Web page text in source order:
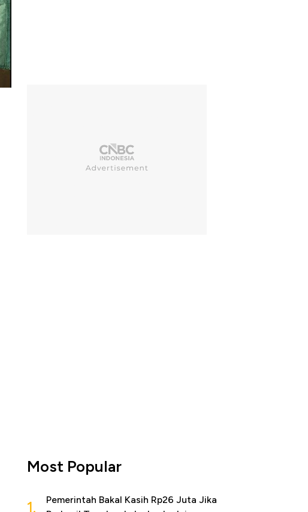
Most Popular
1.
Pemerintah Bakal Kasih Rp26 Juta Jika